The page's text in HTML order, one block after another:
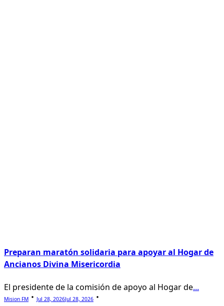
Preparan maratón solidaria para apoyar al Hogar de
Ancianos Divina Misericordia
El presidente de la comisión de apoyo al Hogar de...
Mision FM Jul 28, 2026Jul 28, 2026